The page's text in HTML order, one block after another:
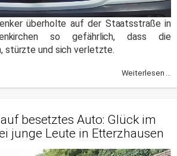
überholte auf der Staatsstraße in
so gefährlich, dass die
stürzte und sich verletzte.
Weiterlesen ...
besetztes Auto: Glück im
junge Leute in Etterzhausen